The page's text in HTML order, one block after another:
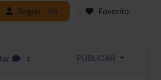
Seguir 176 Favorito
2 PUBLICAR